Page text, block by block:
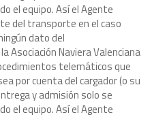
el equipo. Así el Agente
del transporte en el caso
dato del
Asociación Naviera Valenciana
telemáticos que
por cuenta del cargador (o su
y admisión solo se
el equipo. Así el Agente